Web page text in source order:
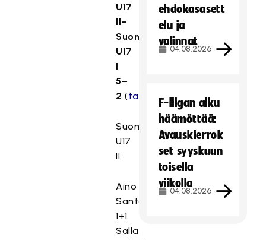
U17
II–
Suomi
U17
I
5–
2 (tallenne
Suomi
U17
II
Aino
Santanen
1+1
Salla
ehdokasasett
elu ja
valinnat
04.08.2026
F-liigan alku
häämöttää:
Avauskierrok
set syyskuun
toisella
viikolla
04.08.2026